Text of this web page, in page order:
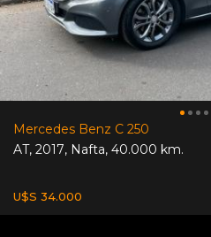
Mercedes Benz C 250
AT, 2017, Nafta, 40.000 km.
U$S 34.000